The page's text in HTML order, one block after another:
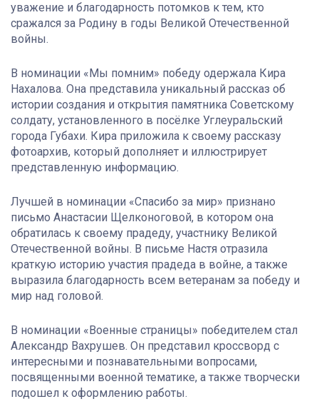
уважение и благодарность потомков к тем, кто
сражался за Родину в годы Великой Отечественной
войны.
В номинации «Мы помним» победу одержала Кира
Нахалова. Она представила уникальный рассказ об
истории создания и открытия памятника Советскому
солдату, установленного в посёлке Углеуральский
города Губахи. Кира приложила к своему рассказу
фотоархив, который дополняет и иллюстрирует
представленную информацию.
Лучшей в номинации «Спасибо за мир» признано
письмо Анастасии Щелконоговой, в котором она
обратилась к своему прадеду, участнику Великой
Отечественной войны. В письме Настя отразила
краткую историю участия прадеда в войне, а также
выразила благодарность всем ветеранам за победу и
мир над головой.
В номинации «Военные страницы» победителем стал
Александр Вахрушев. Он представил кроссворд с
интересными и познавательными вопросами,
посвященными военной тематике, а также творчески
подошел к оформлению работы.